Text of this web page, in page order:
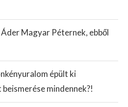
Magyar Péternek, ebből
épült ki
mindennek?!